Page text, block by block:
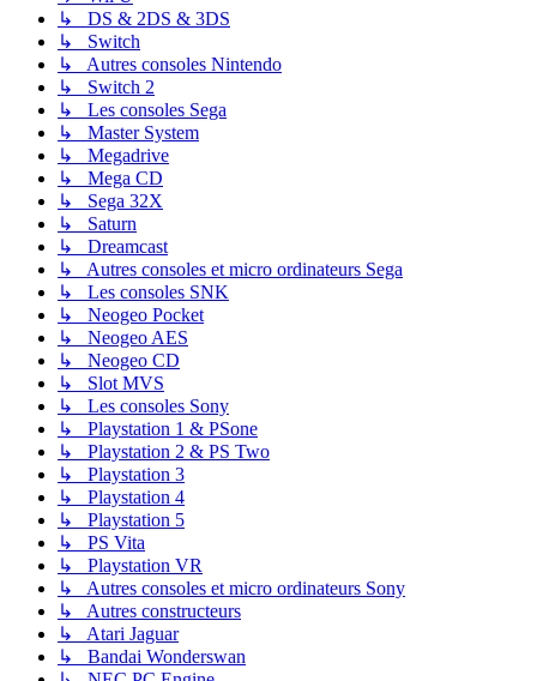
↳ DS & 2DS & 3DS
↳ Switch
↳ Autres consoles Nintendo
↳ Switch 2
↳ Les consoles Sega
↳ Master System
↳ Megadrive
↳ Mega CD
↳ Sega 32X
↳ Saturn
↳ Dreamcast
↳ Autres consoles et micro ordinateurs Sega
↳ Les consoles SNK
↳ Neogeo Pocket
↳ Neogeo AES
↳ Neogeo CD
↳ Slot MVS
↳ Les consoles Sony
↳ Playstation 1 & PSone
↳ Playstation 2 & PS Two
↳ Playstation 3
↳ Playstation 4
↳ Playstation 5
↳ PS Vita
↳ Playstation VR
↳ Autres consoles et micro ordinateurs Sony
↳ Autres constructeurs
↳ Atari Jaguar
↳ Bandai Wonderswan